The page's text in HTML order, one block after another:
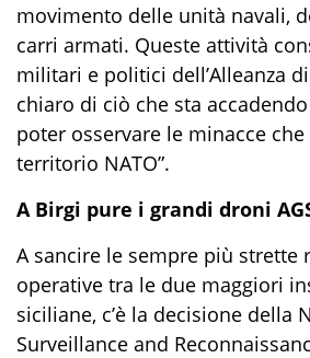
movimento delle unità navali,
carri armati. Queste attività
militari e politici dell’Alleanza
chiaro di ciò che sta
poter osservare le minacce
territorio NATO”.
A Birgi pure i grandi droni
A sancire le sempre più strette
operative tra le due maggiori
siciliane, c’è la decisione della
Surveillance and